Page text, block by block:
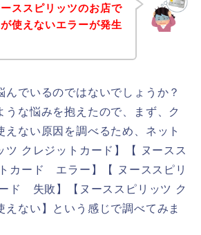
ススピリッツのお店で
使えないエラーが発生
んでいるのではないでしょうか？
うな悩みを抱えたので、まず、ク
えない原因を調べるため、ネット
ツ クレジットカード】【 ヌースス
カード エラー】【 ヌーススピリ
ド 失敗】【ヌーススピリッツ ク
ない】という感じで調べてみま